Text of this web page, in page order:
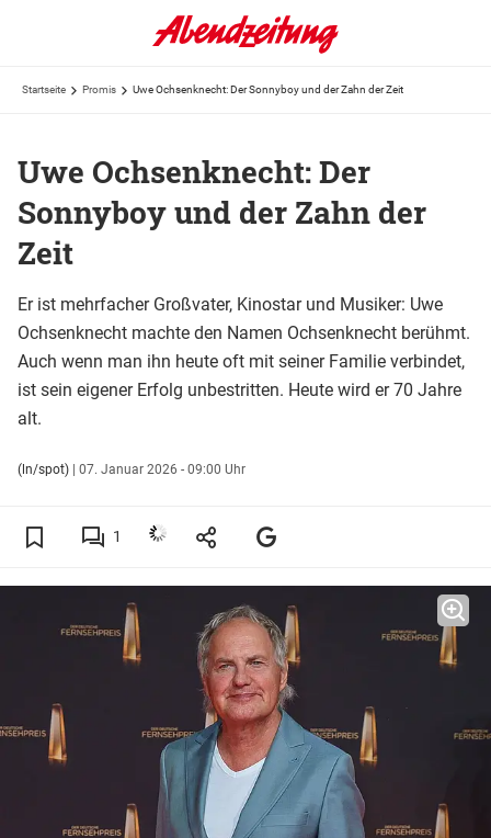
Startseite Promis Uwe Ochsenknecht: Der Sonnyboy und der Zahn der Zeit
Uwe Ochsenknecht: Der
Sonnyboy und der Zahn der
Zeit
Er ist mehrfacher Großvater, Kinostar und Musiker: Uwe
Ochsenknecht machte den Namen Ochsenknecht berühmt.
Auch wenn man ihn heute oft mit seiner Familie verbindet,
ist sein eigener Erfolg unbestritten. Heute wird er 70 Jahre
alt.
(ln/spot) | 07. Januar 2026 - 09:00 Uhr
1